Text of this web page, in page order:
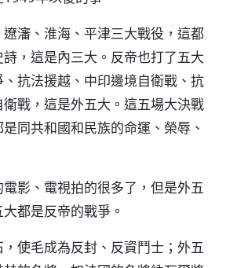
瀋、淮海、平津三大戰役，這都
，這是內三大。反帝也打了五大
抗法援越、中印邊境自衛戰、抗
戰，這是外五大。這五場大決戰
同共和國和民族的命運、榮辱、
影、電視拍的很多了，但是外五
都是反帝的戰爭。
使毛成為反封、反資鬥士；外五